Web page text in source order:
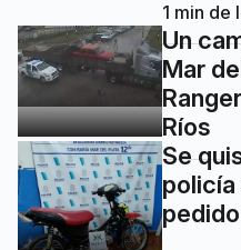
1 min de
Un
Mar
Ríos
Se
policía